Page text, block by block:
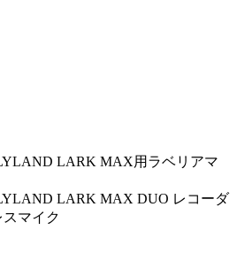
LARK MAX用ラベリアマ
LARK MAX DUO レコーダ
マイク